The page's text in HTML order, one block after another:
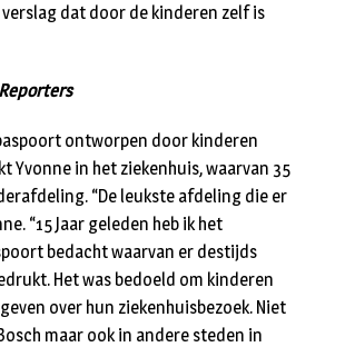
dat door de kinderen zelf is
ontworpen door kinderen
Yvonne in het ziekenhuis, waarvan 35
“De leukste afdeling die er
“15 Jaar geleden heb ik het
bedacht waarvan er destijds
Het was bedoeld om kinderen
over hun ziekenhuisbezoek. Niet
maar ook in andere steden in